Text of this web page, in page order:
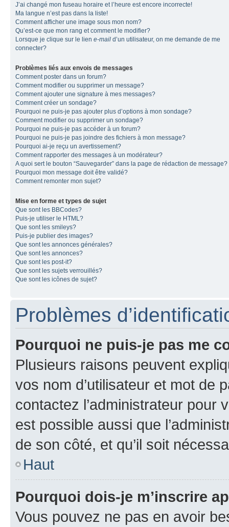
J’ai changé mon fuseau horaire et l’heure est encore incorrecte!
Ma langue n’est pas dans la liste!
Comment afficher une image sous mon nom?
Qu’est-ce que mon rang et comment le modifier?
Lorsque je clique sur le lien e-mail d’un utilisateur, on me demande de me
connecter?
Problèmes liés aux envois de messages
Comment poster dans un forum?
Comment modifier ou supprimer un message?
Comment ajouter une signature à mes messages?
Comment créer un sondage?
Pourquoi ne puis-je pas ajouter plus d’options à mon sondage?
Comment modifier ou supprimer un sondage?
Pourquoi ne puis-je pas accéder à un forum?
Pourquoi ne puis-je pas joindre des fichiers à mon message?
Pourquoi ai-je reçu un avertissement?
Comment rapporter des messages à un modérateur?
A quoi sert le bouton “Sauvegarder” dans la page de rédaction de message?
Pourquoi mon message doit être validé?
Comment remonter mon sujet?
Mise en forme et types de sujet
Que sont les BBCodes?
Puis-je utiliser le HTML?
Que sont les smileys?
Puis-je publier des images?
Que sont les annonces générales?
Que sont les annonces?
Que sont les post-it?
Que sont les sujets verrouillés?
Que sont les icônes de sujet?
Problèmes
Pourquoi ne puis-je pas me
Plusieurs raisons peuvent
vos nom d’utilisateur et mot de
contactez l’administrateur pour
est possible aussi que
de son côté, et qu’il soit
Haut
Pourquoi dois-je m’inscrire
Vous pouvez ne pas en avoir